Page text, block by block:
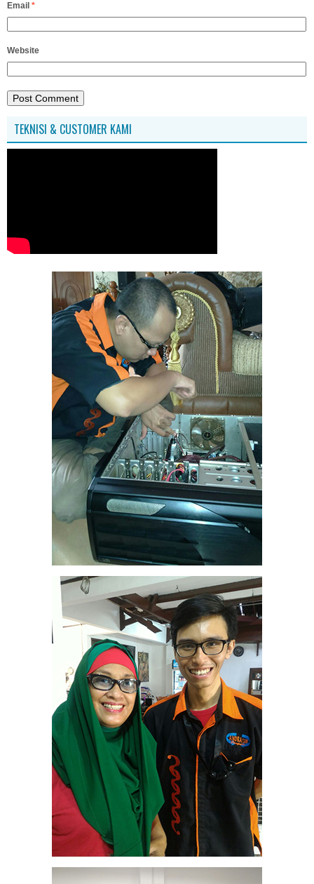
Email *
Website
TEKNISI & CUSTOMER KAMI